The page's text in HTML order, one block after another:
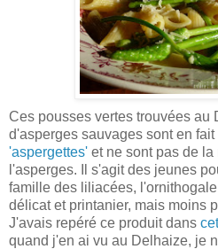
Ces pousses vertes trouvées au
d'asperges sauvages sont en fait
'aspergettes' et ne sont pas de
l'asperges. Il s'agit des jeunes
famille des liliacées,
délicat et printanier, mais moins
J'avais repéré ce produit dans
quand j'en ai vu au Delhaize, je